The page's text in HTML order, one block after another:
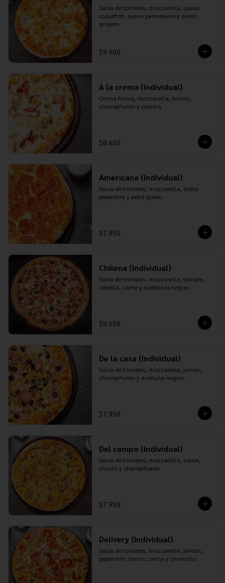
Salsa de tomates, mozzarella, queso
roquefort, queso parmesano y queso
gruyere
$9.900
A la crema (Individual)
Crema fresca, mozzarella, tocino,
champiñones y cebolla
$8.650
Americana (Individual)
Salsa de tomates, mozzarella, doble
peperonni y extra queso
$7.950
Chilena (Individual)
Salsa de tomates, mozzarella, tomate,
cebolla, carne y aceitunas negras
$8.650
De la casa (Individual)
Salsa de tomates, mozzarella, jamón,
champiñones y aceituna negras
$7.950
Del campo (Individual)
Salsa de tomates, mozzarella, carne,
choclo y champiñones
$7.950
Delivery (Individual)
Salsa de tomates, mozzarella, jamón,
peperonni, tocino, carne y choricillo